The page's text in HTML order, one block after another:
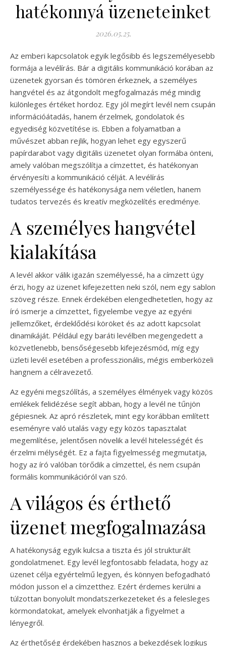
hatékonnyá üzeneteinket
2026.05.25.
Az emberi kapcsolatok egyik legősibb és legszemélyesebb
formája a levélírás. Bár a digitális kommunikáció korában az
üzenetek gyorsan és tömören érkeznek, a személyes
hangvétel és az átgondolt megfogalmazás még mindig
különleges értéket hordoz. Egy jól megírt levél nem csupán
információátadás, hanem érzelmek, gondolatok és
egyediség közvetítése is. Ebben a folyamatban a
művészet abban rejlik, hogyan lehet egy egyszerű
papírdarabot vagy digitális üzenetet olyan formába önteni,
amely valóban megszólítja a címzettet, és hatékonyan
érvényesíti a kommunikáció célját. A levélírás
személyessége és hatékonysága nem véletlen, hanem
tudatos tervezés és kreatív megközelítés eredménye.
A személyes hangvétel
kialakítása
A levél akkor válik igazán személyessé, ha a címzett úgy
érzi, hogy az üzenet kifejezetten neki szól, nem egy sablon
szöveg része. Ennek érdekében elengedhetetlen, hogy az
író ismerje a címzettet, figyelembe vegye az egyéni
jellemzőket, érdeklődési köröket és az adott kapcsolat
dinamikáját. Például egy baráti levélben megengedett a
közvetlenebb, bensőségesebb kifejezésmód, míg egy
üzleti levél esetében a professzionális, mégis emberközeli
hangnem a célravezető.
Az egyéni megszólítás, a személyes élmények vagy közös
emlékek felidézése segít abban, hogy a levél ne tűnjön
gépiesnek. Az apró részletek, mint egy korábban említett
eseményre való utalás vagy egy közös tapasztalat
megemlítése, jelentősen növelik a levél hitelességét és
érzelmi mélységét. Ez a fajta figyelmesség megmutatja,
hogy az író valóban törődik a címzettel, és nem csupán
formális kommunikációról van szó.
A világos és érthető
üzenet megfogalmazása
A hatékonyság egyik kulcsa a tiszta és jól strukturált
gondolatmenet. Egy levél legfontosabb feladata, hogy az
üzenet célja egyértelmű legyen, és könnyen befogadható
módon jusson el a címzetthez. Ezért érdemes kerülni a
túlzottan bonyolult mondatszerkezeteket és a felesleges
körmondatokat, amelyek elvonhatják a figyelmet a
lényegről.
Az érthetőség érdekében hasznos a bekezdések logikus